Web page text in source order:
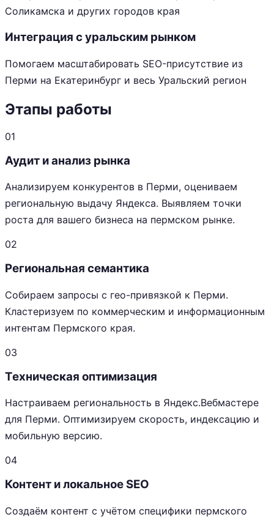
Соликамска и других городов края
Интеграция с уральским рынком
Помогаем масштабировать SEO-присутствие из
Перми на Екатеринбург и весь Уральский регион
Этапы работы
01
Аудит и анализ рынка
Анализируем конкурентов в Перми, оцениваем
региональную выдачу Яндекса. Выявляем точки
роста для вашего бизнеса на пермском рынке.
02
Региональная семантика
Собираем запросы с гео-привязкой к Перми.
Кластеризуем по коммерческим и информационным
интентам Пермского края.
03
Техническая оптимизация
Настраиваем региональность в Яндекс.Вебмастере
для Перми. Оптимизируем скорость, индексацию и
мобильную версию.
04
Контент и локальное SEO
Создаём контент с учётом специфики пермского